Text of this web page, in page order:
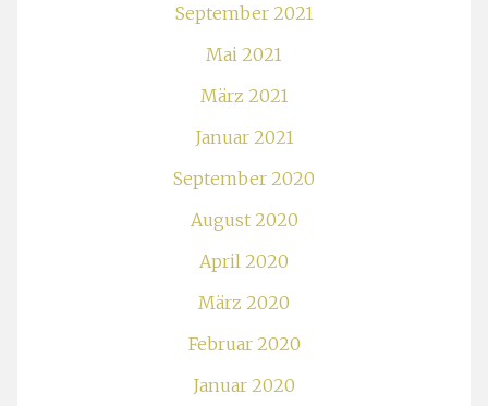
September 2021
Mai 2021
März 2021
Januar 2021
September 2020
August 2020
April 2020
März 2020
Februar 2020
Januar 2020